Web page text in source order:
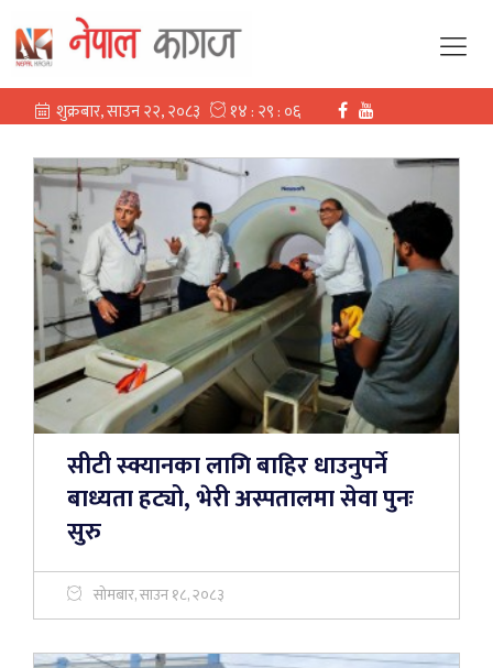
सीटी स्क्यानका लागि बाहिर धाउनुपर्ने
बाध्यता हट्यो, भेरी अस्पतालमा सेवा पुनः
सुरु
सोमबार, साउन १८, २०८३